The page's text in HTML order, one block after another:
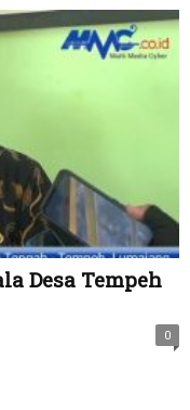
Desa Tempeh
0